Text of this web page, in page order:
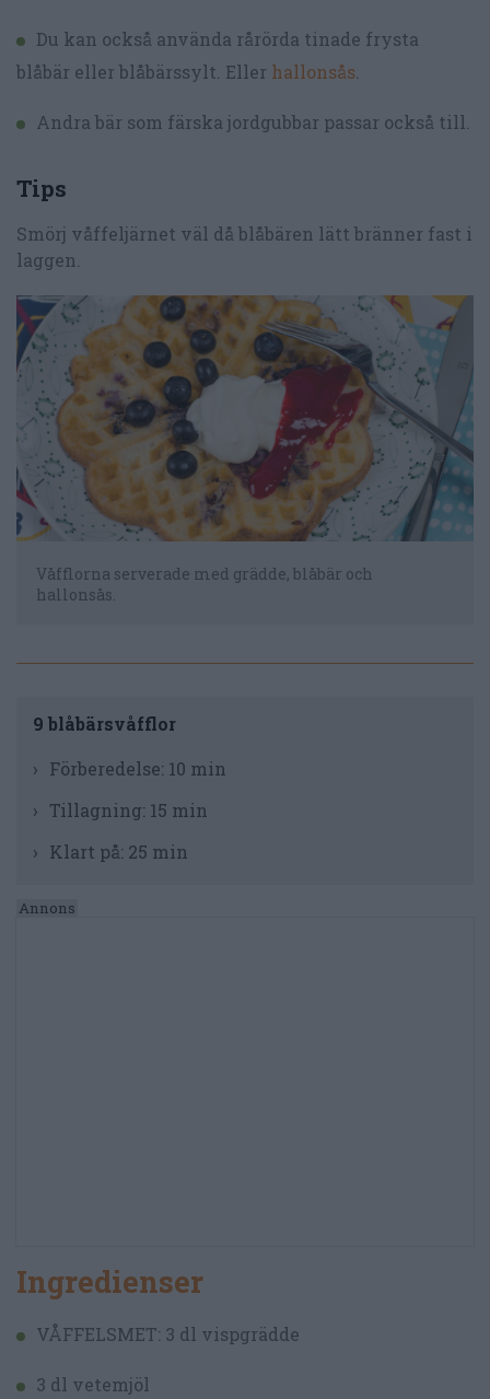
Du kan också använda rårörda tinade frysta
blåbär eller blåbärssylt. Eller hallonsås.
Andra bär som färska jordgubbar passar också till.
Tips
Smörj våffeljärnet väl då blåbären lätt bränner fast i
laggen.
Våfflorna serverade med grädde, blåbär och
hallonsås.
9 blåbärsvåfflor
Förberedelse: 10 min
Tillagning: 15 min
Klart på: 25 min
Ingredienser
VÅFFELSMET: 3 dl vispgrädde
3 dl vetemjöl